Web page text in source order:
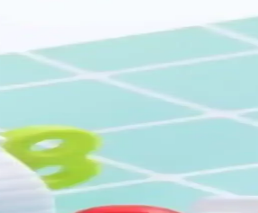
karşılaştırıldı, hijyen ve kullanım
Yorumları
hangi ürünün daha uygun olduğunu
Cheer Ürünleri
ve kullanıcı yorumlarıyla